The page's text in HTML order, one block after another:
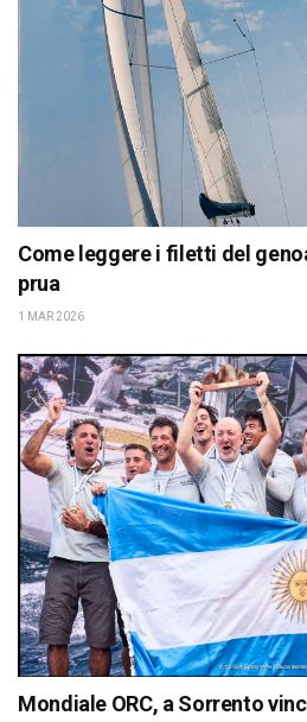
Come leggere i filetti del
prua
1 MAR 2026
Mondiale ORC, a Sorrento